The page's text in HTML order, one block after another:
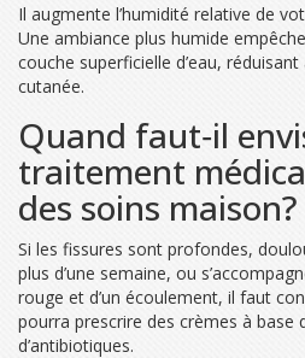
Il augmente l’humidité relative de
Une ambiance plus humide
couche superficielle d’eau,
cutanée.
Quand faut‑il
traitement
des soins maison?
Si les fissures sont profondes,
plus d’une semaine, ou
rouge et d’un écoulement, il faut
pourra prescrire des crèmes à base
d’antibiotiques.